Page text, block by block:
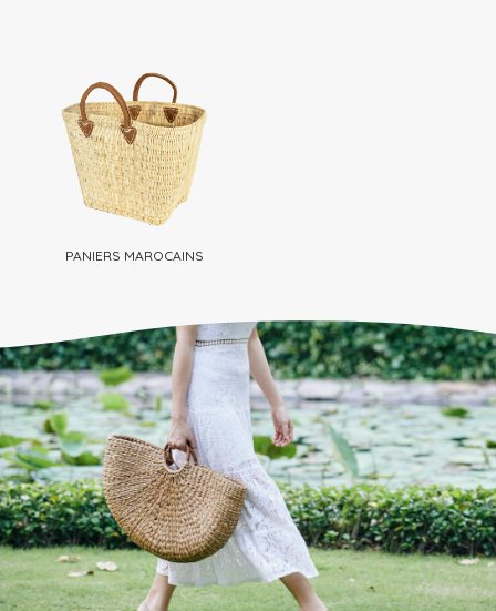
PANIERS MAROCAINS